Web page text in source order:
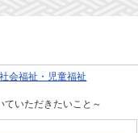
社会福祉・児童福祉
いただきたいこと～